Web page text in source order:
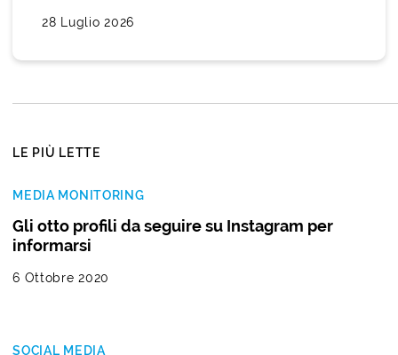
28 Luglio 2026
LE PIÙ LETTE
MEDIA MONITORING
Gli otto profili da seguire su Instagram per
informarsi
6 Ottobre 2020
SOCIAL MEDIA